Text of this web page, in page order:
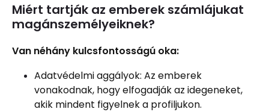
Miért tartják az emberek számlájukat
magánszemélyeiknek?
Van néhány kulcsfontosságú oka:
Adatvédelmi aggályok: Az emberek
vonakodnak, hogy elfogadják az idegeneket,
akik mindent figyelnek a profiljukon.